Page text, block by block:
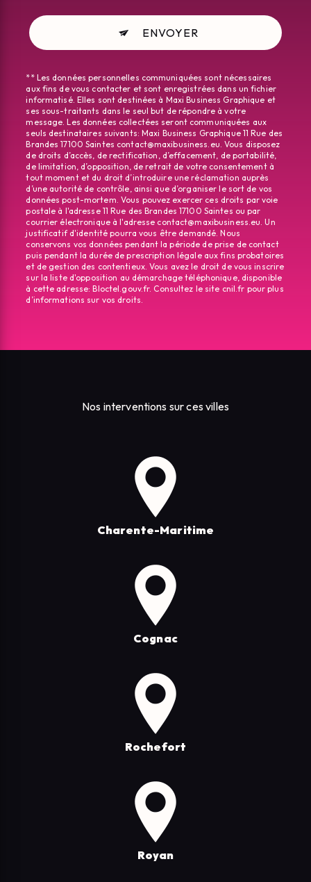
ENVOYER
** Les données personnelles communiquées sont nécessaires
aux fins de vous contacter et sont enregistrées dans un fichier
informatisé. Elles sont destinées à Maxi Business Graphique et
ses sous-traitants dans le seul but de répondre à votre
message. Les données collectées seront communiquées aux
seuls destinataires suivants: Maxi Business Graphique 11 Rue des
Brandes 17100 Saintes contact@maxibusiness.eu. Vous disposez
de droits d’accès, de rectification, d’effacement, de portabilité,
de limitation, d’opposition, de retrait de votre consentement à
tout moment et du droit d’introduire une réclamation auprès
d’une autorité de contrôle, ainsi que d’organiser le sort de vos
données post-mortem. Vous pouvez exercer ces droits par voie
postale à l'adresse 11 Rue des Brandes 17100 Saintes ou par
courrier électronique à l'adresse contact@maxibusiness.eu. Un
justificatif d'identité pourra vous être demandé. Nous
conservons vos données pendant la période de prise de contact
puis pendant la durée de prescription légale aux fins probatoires
et de gestion des contentieux. Vous avez le droit de vous inscrire
sur la liste d'opposition au démarchage téléphonique, disponible
à cette adresse:Bloctel.gouv.fr. Consultez le site cnil.fr pour plus
d’informations sur vos droits.
Nos interventions sur ces villes
Charente-Maritime
Cognac
Rochefort
Royan